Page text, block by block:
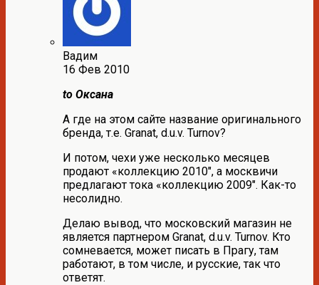
Вадим
16 Фев 2010
to Оксана
А где на этом сайте название оригинального
бренда, т.е. Granat, d.u.v. Turnov?
И потом, чехи уже несколько месяцев
продают «коллекцию 2010″, а москвичи
предлагают тока «коллекцию 2009″. Как-то
несолидно.
Делаю вывод, что московский магазин не
является партнером Granat, d.u.v. Turnov. Кто
сомневается, может писать в Прагу, там
работают, в том числе, и русские, так что
ответят.